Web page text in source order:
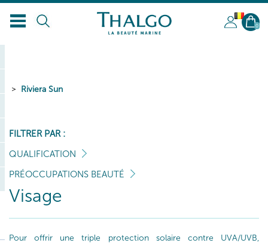
BL
0
Riviera Sun
FILTRER PAR :
QUALIFICATION
PRÉOCCUPATIONS BEAUTÉ
Visage
Pour offrir une triple protection solaire contre UVA/UVB,